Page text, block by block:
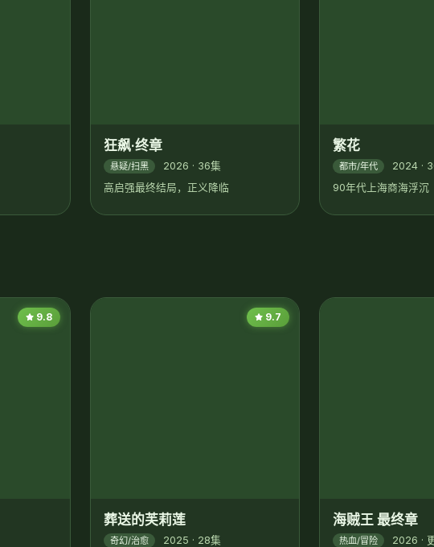
狂飙·终章
悬疑/扫黑
2026 · 36集
高启强最终结局，正义降临
9.8 9.7
葬送的芙莉莲
奇幻/治愈
2025 · 28集